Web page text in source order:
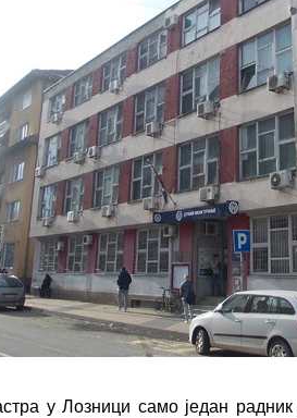
у Лозници само један